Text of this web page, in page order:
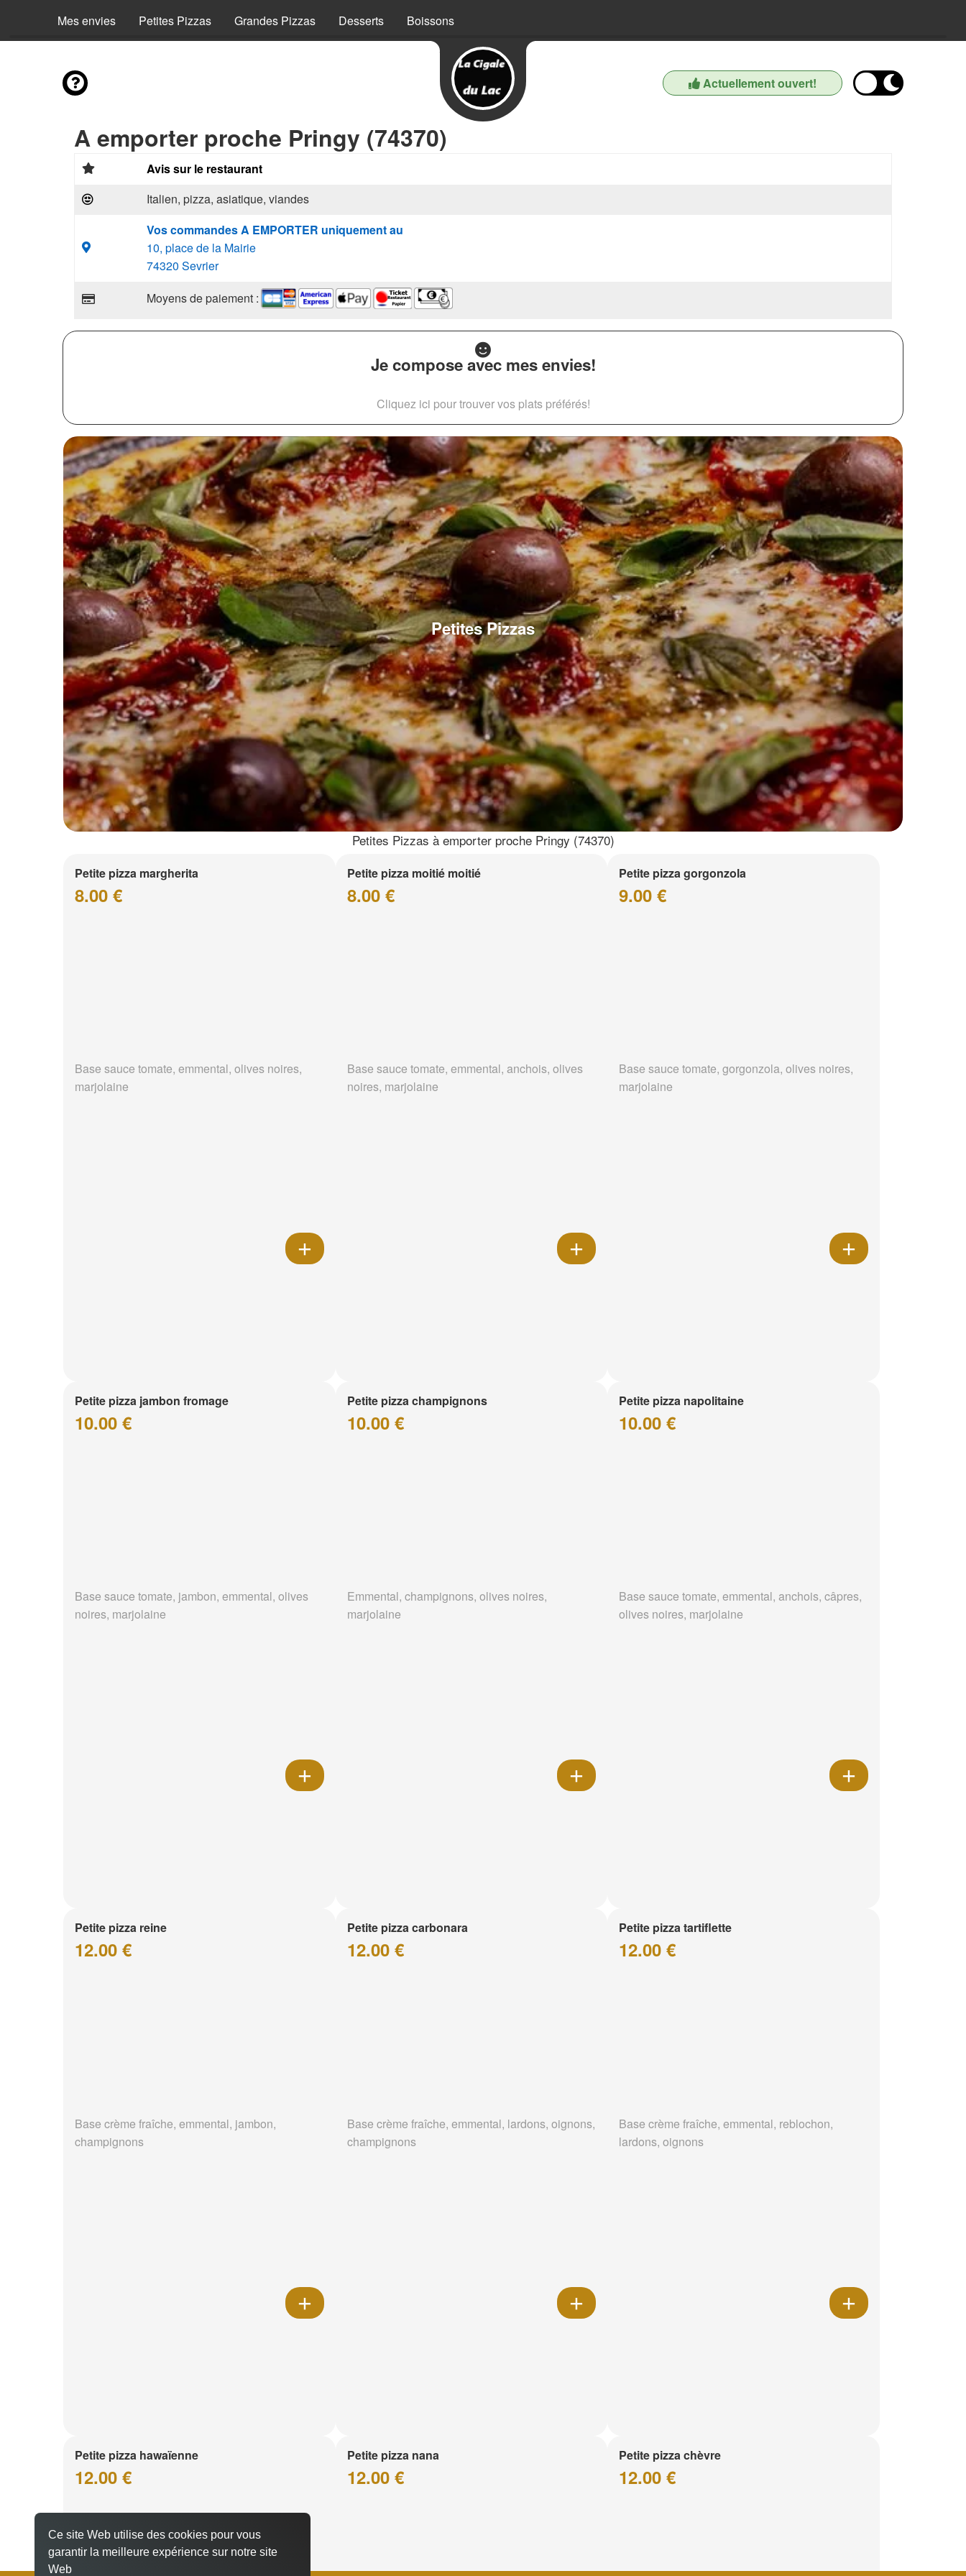
Mes envies Petites Pizzas Grandes Pizzas Desserts Boissons
Actuellement ouvert!
A emporter proche Pringy (74370)
Avis sur le restaurant
Italien, pizza, asiatique, viandes
Vos commandes A EMPORTER uniquement au
10, place de la Mairie
74320 Sevrier
Moyens de paiement :
Je compose avec mes envies!
Cliquez ici pour trouver vos plats préférés!
Petites Pizzas
Petites Pizzas à emporter proche Pringy (74370)
Petite pizza margherita
8.00 €
Base sauce tomate, emmental, olives noires,
marjolaine
Petite pizza moitié moitié
8.00 €
Base sauce tomate, emmental, anchois, olives
noires, marjolaine
Petite pizza gorgonzola
9.00 €
Base sauce tomate, gorgonzola, olives noires,
marjolaine
Petite pizza jambon fromage
10.00 €
Base sauce tomate, jambon, emmental, olives
noires, marjolaine
Petite pizza champignons
10.00 €
Emmental, champignons, olives noires,
marjolaine
Petite pizza napolitaine
10.00 €
Base sauce tomate, emmental, anchois, câpres,
olives noires, marjolaine
Petite pizza reine
12.00 €
Base crème fraîche, emmental, jambon,
champignons
Petite pizza carbonara
12.00 €
Base crème fraîche, emmental, lardons, oignons,
champignons
Petite pizza tartiflette
12.00 €
Base crème fraîche, emmental, reblochon,
lardons, oignons
Petite pizza hawaïenne
12.00 €
Petite pizza nana
12.00 €
Petite pizza chèvre
12.00 €
Ce site Web utilise des cookies pour vous
garantir la meilleure expérience sur notre site
Web